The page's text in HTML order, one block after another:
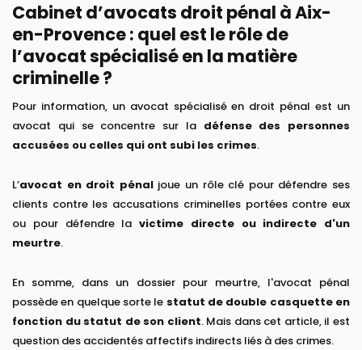
Cabinet d’avocats droit pénal à Aix-
en-Provence : quel est le rôle de
l’avocat spécialisé en la matière
criminelle ?
Pour information, un avocat spécialisé en droit pénal est un
avocat qui se concentre sur la défense des personnes
accusées ou celles qui ont subi les crimes.
L’avocat en droit pénaljoue un rôle clé pour défendre ses
clients contre les accusations criminelles portées contre eux
ou pour défendre la victime directe ou indirecte d'un
meurtre.
En somme, dans un dossier pour meurtre, l'avocat pénal
possède en quelque sorte le statut de double casquette en
fonction du statut de son client. Mais dans cet article, il est
question des accidentés affectifs indirects liés à des crimes.